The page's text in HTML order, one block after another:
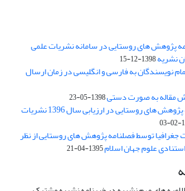
پژوهش های روستایی در سامانه نشریات علمی
نشریه1398-12-15
نویسندگان به فارسی و انگلیسی در زمان ارسال
مقاله به صورت دستی1398-05-23
کسب رتبه A فصلنامه پژوهش های روستایی در ارزیابی سال 1396 نشریات
توسط فصلنامه پژوهش های روستایی از نظر
علوم جهان اسلام1395-04-21